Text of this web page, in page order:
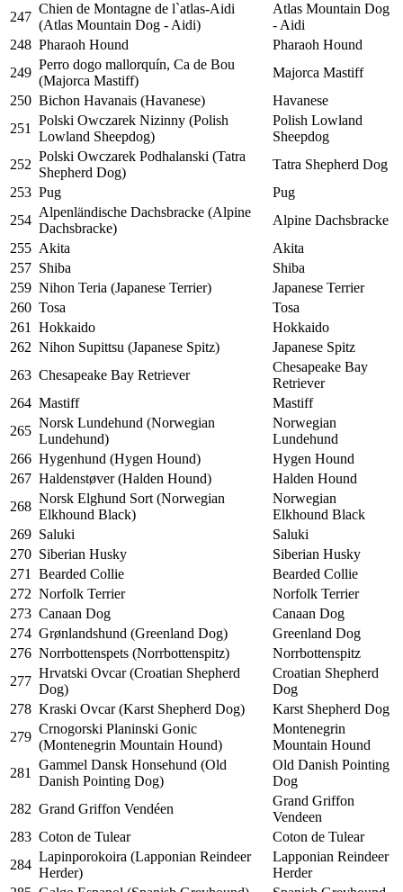
247
Chien de Montagne de l`atlas-Aidi
(Atlas Mountain Dog - Aidi)
Atlas Mountain Dog
- Aidi
248 Pharaoh Hound
Pharaoh Hound
249
Perro dogo mallorquín, Ca de Bou
(Majorca Mastiff)
Majorca Mastiff
250 Bichon Havanais (Havanese)
Havanese
251
Polski Owczarek Nizinny (Polish
Lowland Sheepdog)
Polish Lowland
Sheepdog
252
Polski Owczarek Podhalanski (Tatra
Shepherd Dog)
Tatra Shepherd Dog
253 Pug
Pug
254
Alpenländische Dachsbracke (Alpine
Dachsbracke)
Alpine Dachsbracke
255 Akita
Akita
257 Shiba
Shiba
259 Nihon Teria (Japanese Terrier)
Japanese Terrier
260 Tosa
Tosa
261
Hokkaido
Hokkaido
262 Nihon Supittsu (Japanese Spitz)
Japanese Spitz
263 Chesapeake Bay Retriever
Chesapeake Bay
Retriever
264 Mastiff
Mastiff
265
Norsk Lundehund (Norwegian
Lundehund)
Norwegian
Lundehund
266 Hygenhund (Hygen Hound)
Hygen Hound
267 Haldenstøver (Halden Hound)
Halden Hound
268
Norsk Elghund Sort (Norwegian
Elkhound Black)
Norwegian
Elkhound Black
269 Saluki
Saluki
270 Siberian Husky
Siberian Husky
271
Bearded Collie
Bearded Collie
272 Norfolk Terrier
Norfolk Terrier
273 Canaan Dog
Canaan Dog
274 Grønlandshund (Greenland Dog)
Greenland Dog
276 Norrbottenspets (Norrbottenspitz)
Norrbottenspitz
277
Hrvatski Ovcar (Croatian Shepherd
Dog)
Croatian Shepherd
Dog
278 Kraski Ovcar (Karst Shepherd Dog)
Karst Shepherd Dog
279
Crnogorski Planinski Gonic
(Montenegrin Mountain Hound)
Montenegrin
Mountain Hound
281
Gammel Dansk Honsehund (Old
Danish Pointing Dog)
Old Danish Pointing
Dog
282 Grand Griffon Vendéen
Grand Griffon
Vendeen
283 Coton de Tulear
Coton de Tulear
284
Lapinporokoira (Lapponian Reindeer
Herder)
Lapponian Reindeer
Herder